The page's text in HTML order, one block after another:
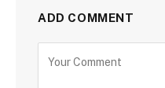
ADD COMMENT